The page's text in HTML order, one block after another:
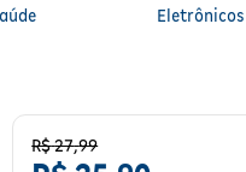
Eletrônicos
R$27,99